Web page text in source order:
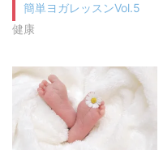
簡単ヨガレッスンVol.5
健康